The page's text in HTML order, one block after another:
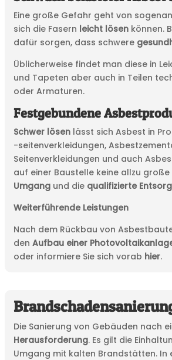
Eine große Gefahr geht von
sich die Fasern leicht lösen können.
dafür sorgen, dass schwere
Üblicherweise findet man diese in
und Tapeten aber auch in Teilen
oder Armaturen.
Festgebundene
Schwer lösen lässt sich Asbest in
-seitenverkleidungen,
Seitenverkleidungen und auch
auf einer Baustelle keine allzu
Umgang und die qualifizierte
Weiterführende Leistungen
Nach dem Rückbau von
denAufbau einer
oder informiere Sie sich vorab hier.
Die Sanierung von Gebäuden nach
Herausforderung. Es gilt die
Umgang mit kalten Brandstätten. In